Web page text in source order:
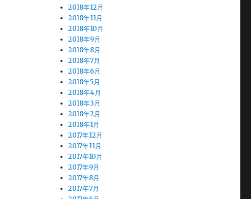
2018年12月
2018年11月
2018年10月
2018年9月
2018年8月
2018年7月
2018年6月
2018年5月
2018年4月
2018年3月
2018年2月
2018年1月
2017年12月
2017年11月
2017年10月
2017年9月
2017年8月
2017年7月